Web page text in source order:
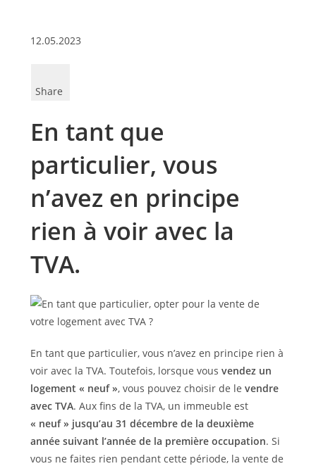
12.05.2023
Share
En tant que
particulier, vous
n’avez en principe
rien à voir avec la
TVA.
En tant que particulier, vous n’avez en principe rien à
voir avec la TVA. Toutefois, lorsque vous vendez un
logement « neuf », vous pouvez choisir de le vendre
avec TVA. Aux fins de la TVA, un immeuble est
« neuf » jusqu’au 31 décembre de la deuxième
année suivant l’année de la première occupation. Si
vous ne faites rien pendant cette période, la vente de